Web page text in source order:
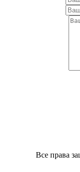
Все права